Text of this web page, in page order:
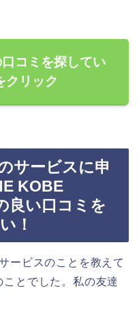
コミを探してい
クリック
サービスに申
KOBE
良い口コミを
！
ービスのことを教えて
とでした。私の友達